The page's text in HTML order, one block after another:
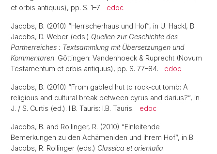
et orbis antiquus), pp. S. 1–7. edoc
Jacobs, B. (2010) “Herrscherhaus und Hof”, in U. Hackl, B.
Jacobs, D. Weber (eds.) Quellen zur Geschichte des
Partherreiches : Textsammlung mit Übersetzungen und
Kommentaren. Göttingen: Vandenhoeck & Ruprecht (Novum
Testamentum et orbis antiquus), pp. S. 77–84. edoc
Jacobs, B. (2010) “From gabled hut to rock-cut tomb: A
religious and cultural break between cyrus and darius?”, in
J. / S. Curtis (ed.). I.B. Tauris: I.B. Tauris. edoc
Jacobs, B. and Rollinger, R. (2010) “Einleitende
Bemerkungen zu den Achämeniden und ihrem Hof”, in B.
Jacobs, R. Rollinger (eds.) Classica et orientalia.